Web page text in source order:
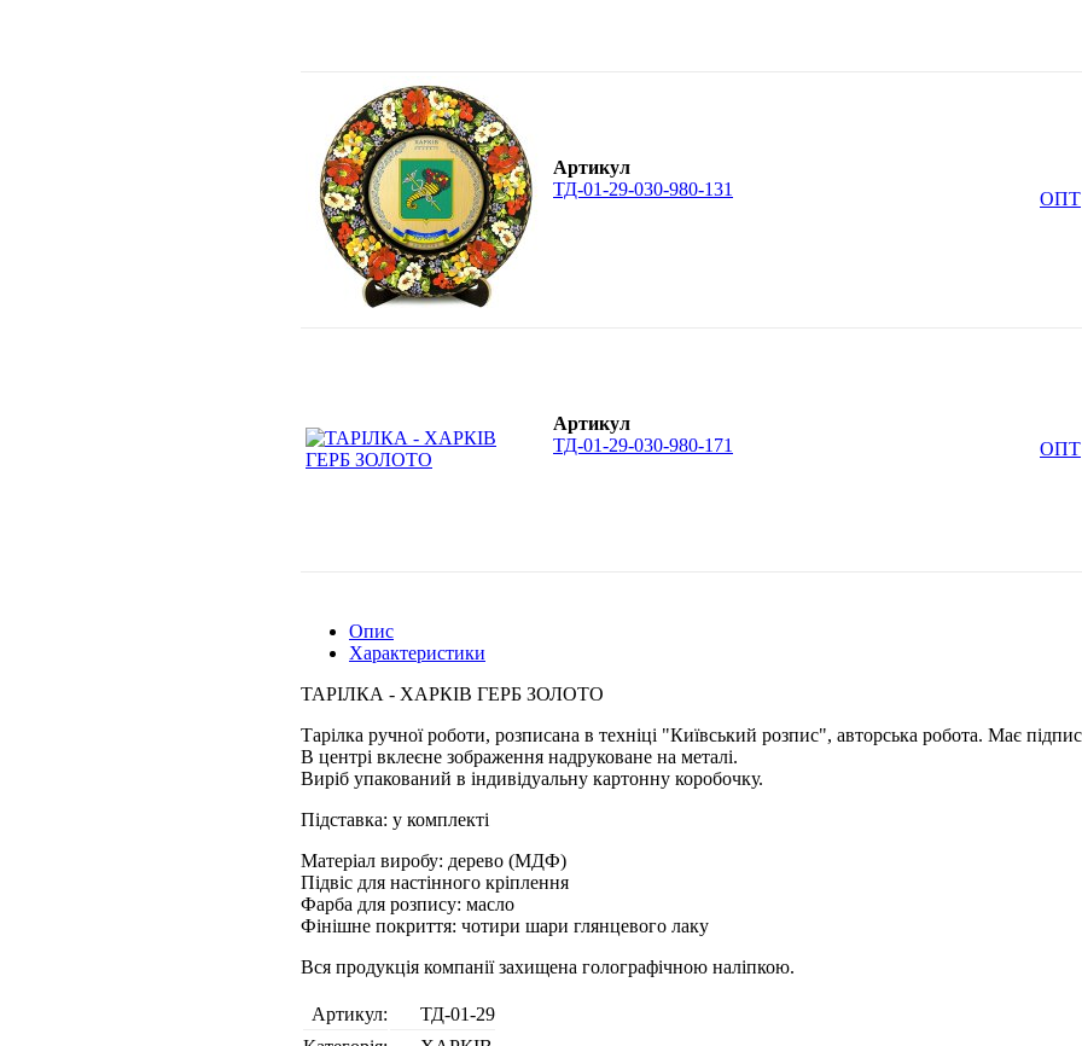
Артикул
ТД-01-29-030-980-131
ОПТ
Артикул
ТД-01-29-030-980-171
ОПТ
Опис
Характеристики
ТАРІЛКА - ХАРКІВ ГЕРБ ЗОЛОТО
Тарілка ручної роботи, розписана в техніці "Київський розпис", авторська робота. Має
В центрі вклеєне зображення надруковане на металі.
Виріб упакований в індивідуальну картонну коробочку.
Підставка: у комплекті
Матеріал виробу: дерево (МДФ)
Підвіс для настінного кріплення
Фарба для розпису: масло
Фінішне покриття: чотири шари глянцевого лаку
Вся продукція компанії захищена голографічною наліпкою.
Артикул:
ТД-01-29